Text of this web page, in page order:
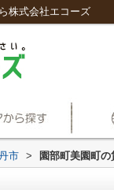
株式会社エコーズ
市 > 園部町美園町の